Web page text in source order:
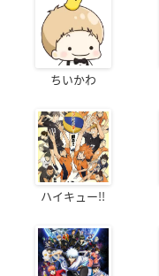
ちいかわ
ハイキュー!!